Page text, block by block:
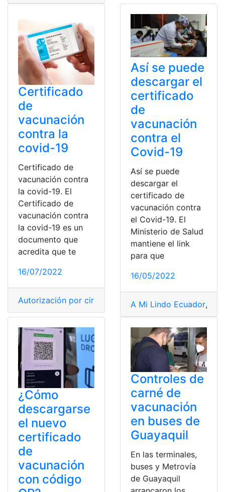
Certificado
de
vacunación
contra la
covid-19
Certificado de
vacunación contra
la covid-19. El
Certificado de
vacunación contra
la covid-19 es un
documento que
acredita que te
16/07/2022
Autorización por circunstancias excepcionales ,
Así se puede
descargar el
certificado
de
vacunación
contra el
Covid-19
Así se puede
descargar el
certificado de
vacunación contra
el Covid-19. El
Ministerio de Salud
mantiene el link
para que
16/05/2022
A Mi Lindo Ecuador,
¿Cómo
descargarse
el nuevo
certificado
de
vacunación
con código
Controles de
carné de
vacunación
en buses de
Guayaquil
En las terminales,
buses y Metrovía
de Guayaquil